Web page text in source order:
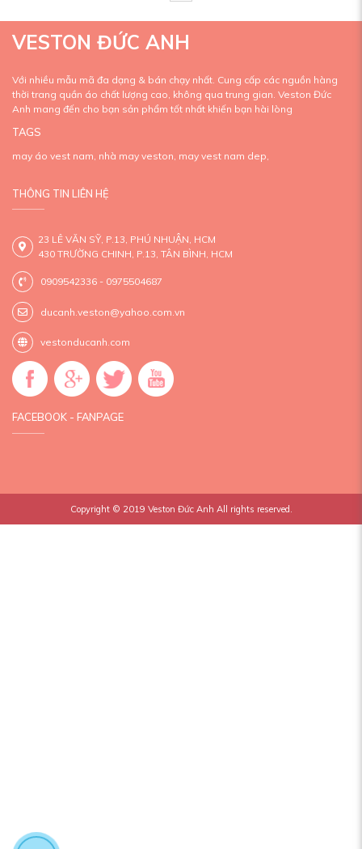
VESTON ĐỨC ANH
Với nhiều mẫu mã đa dạng & bán chạy nhất. Cung cấp các nguồn hàng
thời trang quần áo chất lượng cao, không qua trung gian. Veston Đức
Anh mang đến cho bạn sản phẩm tốt nhất khiến bạn hài lòng
TAGS
may áo vest nam, nhà may veston, may vest nam dep,
THÔNG TIN LIÊN HỆ
23 LÊ VĂN SỸ, P.13, PHÚ NHUẬN, HCM
430 TRƯỜNG CHINH, P.13, TÂN BÌNH, HCM
0909542336 - 0975504687
ducanh.veston@yahoo.com.vn
vestonducanh.com
FACEBOOK - FANPAGE
Copyright © 2019 Veston Đức Anh All rights reserved.